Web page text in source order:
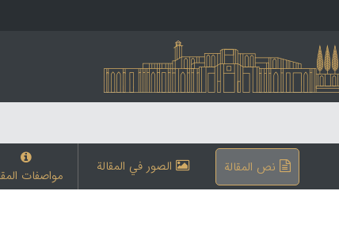
نص المقالة الصور في المقالة مواصفات